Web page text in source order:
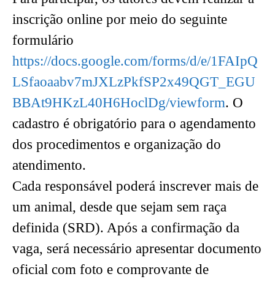
inscrição online por meio do seguinte
formulário
https://docs.google.com/forms/d/e/1FAIpQ
LSfaoaabv7mJXLzPkfSP2x49QGT_EGU
BBAt9HKzL40H6HoclDg/viewform. O
cadastro é obrigatório para o agendamento
dos procedimentos e organização do
atendimento.
Cada responsável poderá inscrever mais de
um animal, desde que sejam sem raça
definida (SRD). Após a confirmação da
vaga, será necessário apresentar documento
oficial com foto e comprovante de